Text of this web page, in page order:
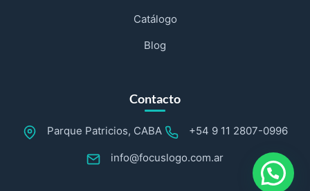
Catálogo
Blog
Contacto
Parque Patricios, CABA +54 9 11 2807-0996
info@focuslogo.com.ar